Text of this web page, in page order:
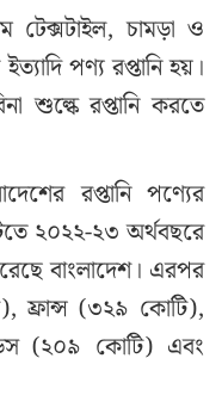
চামড়া ও
পণ্য রপ্তানি হয়।
শুল্কে রপ্তানি করতে
রপ্তানি পণ্যের
২০২২-২৩ অর্থবছরে
বাংলাদেশ। এরপর
ফ্রান্স (৩২৯ কোটি),
(২০৯ কোটি) এবং